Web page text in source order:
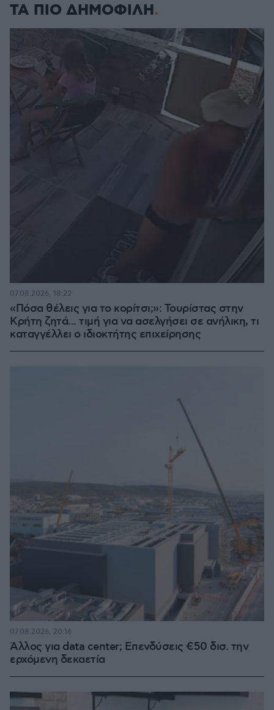
ΤΑ ΠΙΟ ΔΗΜΟΦΙΛΗ
«Πόσα θέλεις για το κορίτσι;»: Τουρίστας στην
Κρήτη ζητά... τιμή για να ασελγήσει σε ανήλικη, τι
καταγγέλλει ο ιδιοκτήτης επιχείρησης
07.08.2026, 18:22
Άλλος για data center; Επενδύσεις €50 δισ. την
ερχόμενη δεκαετία
07.08.2026, 20:16